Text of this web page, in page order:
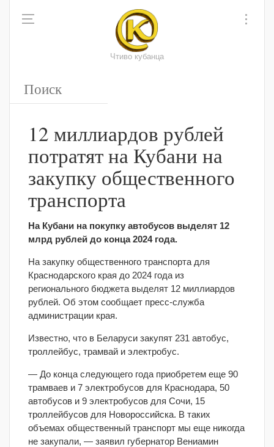
Чтиво кубанца
12 миллиардов рублей
потратят на Кубани на
закупку общественного
транспорта
На Кубани на покупку автобусов выделят 12
млрд рублей до конца 2024 года.
На закупку общественного транспорта для
Краснодарского края до 2024 года из
регионального бюджета выделят 12 миллиардов
рублей. Об этом сообщает пресс-служба
администрации края.
Известно, что в Беларуси закупят 231 автобус,
троллейбус, трамвай и электробус.
— До конца следующего года приобретем еще 90
трамваев и 7 электробусов для Краснодара, 50
автобусов и 9 электробусов для Сочи, 15
троллейбусов для Новороссийска. В таких
объемах общественный транспорт мы еще никогда
не закупали, — заявил губернатор Вениамин